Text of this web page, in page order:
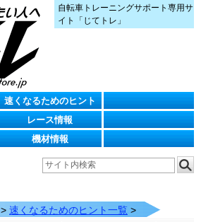
自転車トレーニングサポート専用サ
イト「じてトレ」
速くなるためのヒント
レース情報
機材情報
> 速くなるためのヒント一覧 >